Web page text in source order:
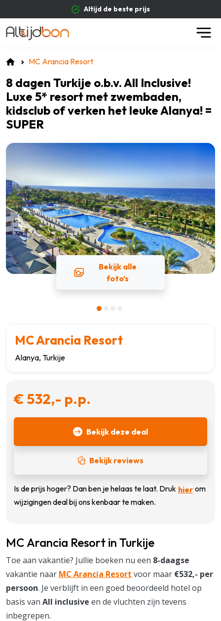
Altijd de beste prijs
MC Arancia Resort
8 dagen Turkije o.b.v. All Inclusive!
Luxe 5* resort met zwembaden,
kidsclub of verken het leuke Alanya! =
SUPER
Bekijk alle
foto’s
MC Arancia Resort
Alanya, Turkije
€ 532,- p.p.
Bekijk deze deal
Bekijk reviews
Is de prijs hoger? Dan ben je helaas te laat. Druk hier om
wijzigingen deal bij ons kenbaar te maken.
MC Arancia Resort in Turkije
Toe aan vakantie? Jullie boeken nu een 8-daagse
vakantie naar MC Arancia Resort voor maar €532,- per
persoon. Je verblijft in een goed beoordeeld hotel op
basis van All inclusive en de vluchten zijn tevens
inbegrepen.